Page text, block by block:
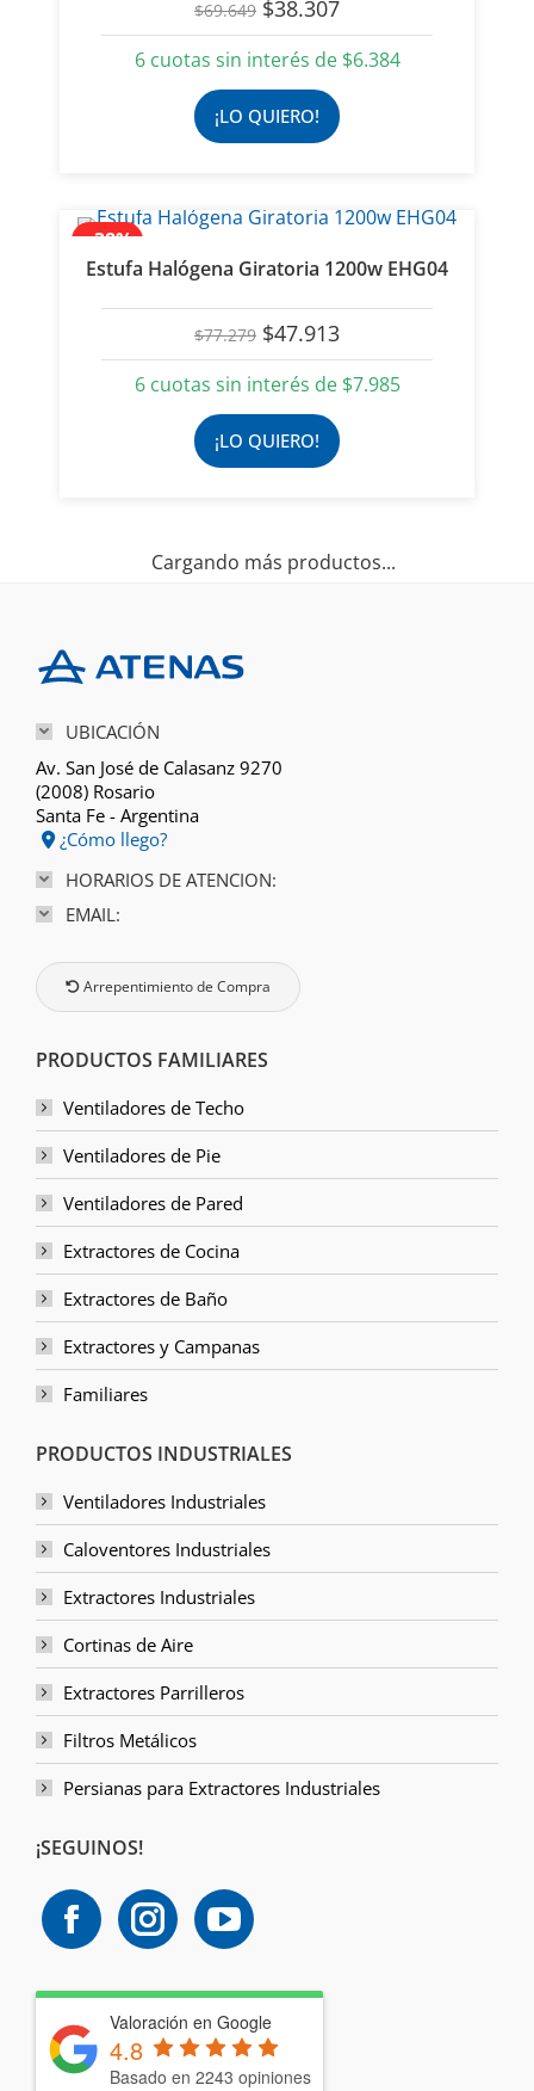
$69.649 El
precio
original
$69.649.
$38.307El
precio
actual
$38.307.
6 cuotas sin interés de $6.384
¡LO QUIERO!
- 38%
Estufa Halógena Giratoria 1200w EHG04
$77.279 El
precio
original
$77.279.
$47.913El
precio
actual
$47.913.
6 cuotas sin interés de $7.985
¡LO QUIERO!
Cargando más productos...
UBICACIÓN
Av. San José de Calasanz 9270
(2008) Rosario
Santa Fe - Argentina
¿Cómo llego?
HORARIOS DE ATENCION:
EMAIL:
Arrepentimiento de Compra
PRODUCTOS FAMILIARES
Ventiladores de Techo
Ventiladores de Pie
Ventiladores de Pared
Extractores de Cocina
Extractores de Baño
Extractores y Campanas
Familiares
PRODUCTOS INDUSTRIALES
Ventiladores Industriales
Caloventores Industriales
Extractores Industriales
Cortinas de Aire
Extractores Parrilleros
Filtros Metálicos
Persianas para Extractores Industriales
¡SEGUINOS!
Valoración en Google
4.8
Basado en 2243 opiniones